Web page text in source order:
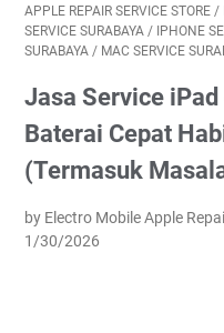
APPLE REPAIR SERVICE STORE /
SERVICE SURABAYA / IPHONE
SURABAYA / MAC SERVICE
Jasa Service
Baterai Cepat
(Termasuk
by Electro Mobile Apple
1/30/2026